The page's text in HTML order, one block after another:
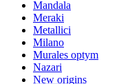
Mandala
Meraki
Metallici
Milano
Murales optym
Nazari
New origins